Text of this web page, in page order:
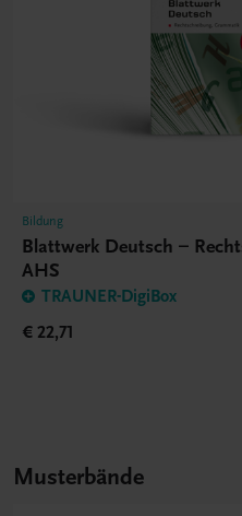
Bildung
Blattwerk Deutsch –
AHS
TRAUNER-DigiBox
€ 22,71
Musterbände